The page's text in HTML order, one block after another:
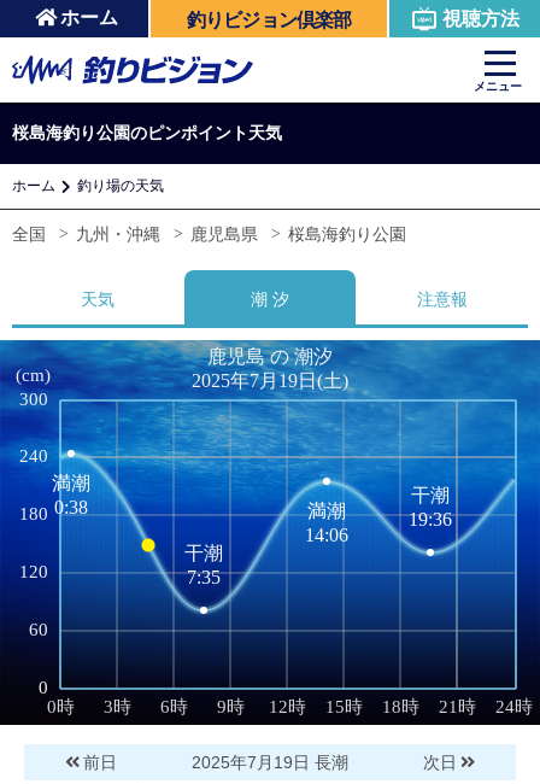
ホーム 釣りビジョン倶楽部 視聴方法
メニュー
桜島海釣り公園のピンポイント天気
ホーム 釣り場の天気
全国 九州・沖縄 鹿児島県 桜島海釣り公園
天気 潮 汐 注意報
前日 2025年7月19日 長潮 次日